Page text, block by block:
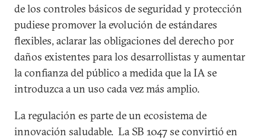
de los controles básicos de seguridad y protección
pudiese promover la evolución de estándares
flexibles, aclarar las obligaciones del derecho por
daños existentes para los desarrollistas y aumentar
la confianza del público a medida que la IA se
introduzca a un uso cada vez más amplio.
La regulación es parte de un ecosistema de
innovación saludable. La SB 1047 se convirtió en